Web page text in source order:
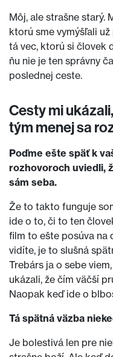
Môj, ale strašne starý.
ktorú sme vymýšľali
tá vec, ktorú si človek
ňu nie je ten správny
poslednej ceste.
Cesty mi
tým menej sa
Poďme ešte späť k
rozhovoroch uviedli,
sám seba.
Že to takto funguje
ide o to, či to ten
film to ešte posúva na
vidíte, je to slušná
Trebárs ja o sebe
ukázali, že čím väčší
Naopak keď ide o
Tá spätná väzba
Je bolestivá len pre